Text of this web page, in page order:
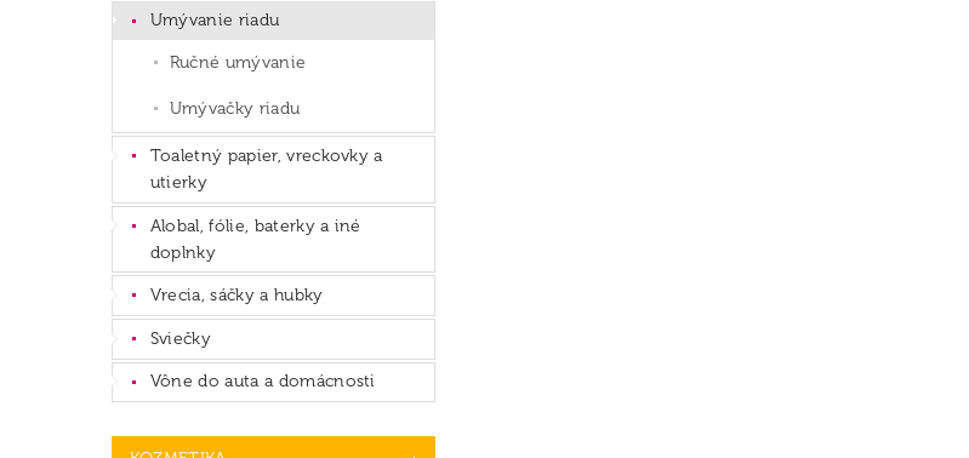
Umývanie riadu
Ručné umývanie
Umývačky riadu
Toaletný papier, vreckovky a
utierky
Alobal, fólie, baterky a iné
doplnky
Vrecia, sáčky a hubky
Sviečky
Vône do auta a domácnosti